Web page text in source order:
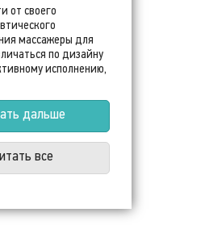
от своего
массажеры для
по дизайну
исполнению,
режимам для
Чтобы не
массажного
покупателю нужно
на свой возраст и
на нюансы
дальше
все